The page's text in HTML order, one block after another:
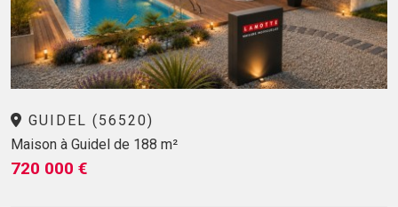
GUIDEL (56520)
Maison à Guidel de 188 m²
720 000 €